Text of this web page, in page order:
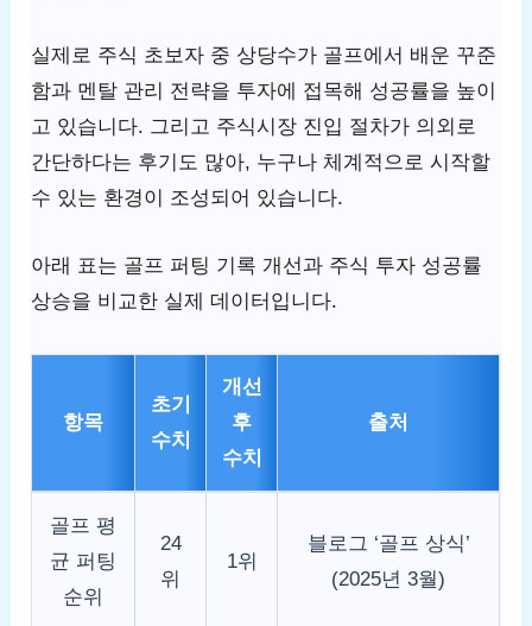
실제로 주식 초보자 중 상당수가 골프에서 배운 꾸준
함과 멘탈 관리 전략을 투자에 접목해 성공률을 높이
고 있습니다. 그리고 주식시장 진입 절차가 의외로
간단하다는 후기도 많아, 누구나 체계적으로 시작할
수 있는 환경이 조성되어 있습니다.
아래 표는 골프 퍼팅 기록 개선과 주식 투자 성공률
상승을 비교한 실제 데이터입니다.
항목
초기
수치
개선
후
수치
출처
골프 평
균 퍼팅
순위
24
위
1위
블로그 ‘골프 상식’
(2025년 3월)